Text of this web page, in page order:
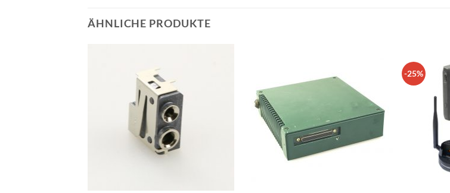
ÄHNLICHE PRODUKTE
-25%